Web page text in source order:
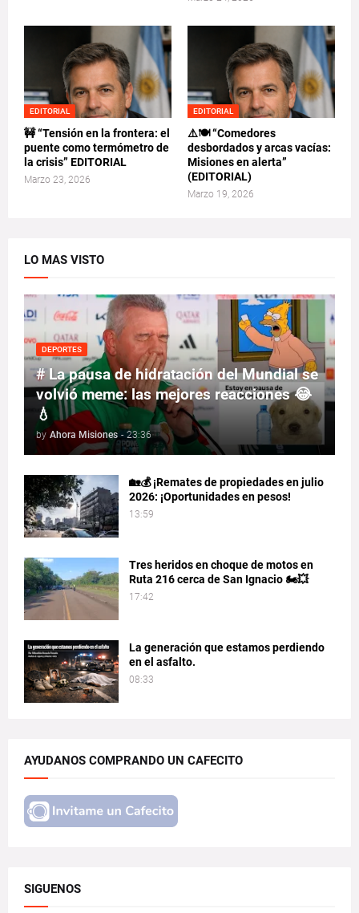
EDITORIAL
🚧 “Tensión en la frontera: el
puente como termómetro de
la crisis” EDITORIAL
Marzo 23, 2026
EDITORIAL
⚠️🍽️ “Comedores
desbordados y arcas vacías:
Misiones en alerta”
(EDITORIAL)
Marzo 19, 2026
LO MAS VISTO
DEPORTES
# La pausa de hidratación del Mundial se
volvió meme: las mejores reacciones 😂
💧
by Ahora Misiones - 23:36
🏡💰 ¡Remates de propiedades en julio
2026: ¡Oportunidades en pesos!
13:59
Tres heridos en choque de motos en
Ruta 216 cerca de San Ignacio 🏍️💥
17:42
La generación que estamos perdiendo
en el asfalto.
08:33
AYUDANOS COMPRANDO UN CAFECITO
SIGUENOS